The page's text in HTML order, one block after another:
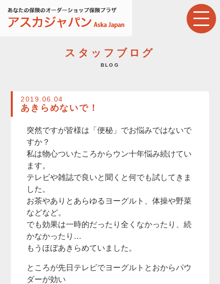
スタッフブログ
BLOG
2019.06.04
あきらめないで！
突然ですが皆様は「便秘」でお悩みではないで
すか？
私は物心ついたころからウン十年悩み続けてい
ます。
テレビや雑誌で良いと聞くと何でも試してきま
した。
お茶やありとあらゆるヨーグルト、体操や野菜
などなど。
でも効果は一時的だったり全くなかったり、続
かなかったり…
もうほぼあきらめていました。
ところが先日テレビでヨーグルトとおからパウ
ダーが効い